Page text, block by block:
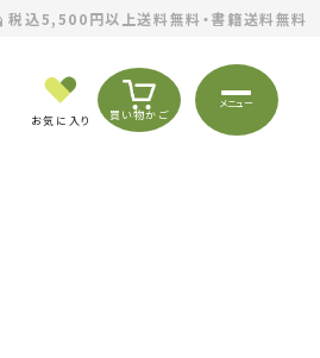
税込5,500円以上送料無料・書籍送料無料
お気に入り 買い物かご
メニュー